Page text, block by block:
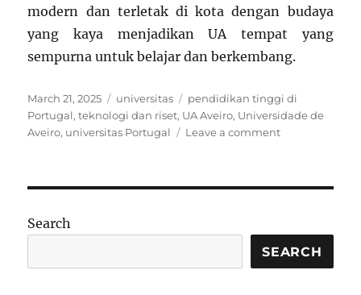
modern dan terletak di kota dengan budaya
yang kaya menjadikan UA tempat yang
sempurna untuk belajar dan berkembang.
Posted
on
March 21, 2025 Categories
universitas Tags
pendidikan tinggi di
Portugal,teknologi dan riset, UA Aveiro, Universidade de
Aveiro, universitas Portugal Leave a commenton
dengan
Fokus
pada
Search
SEARCH